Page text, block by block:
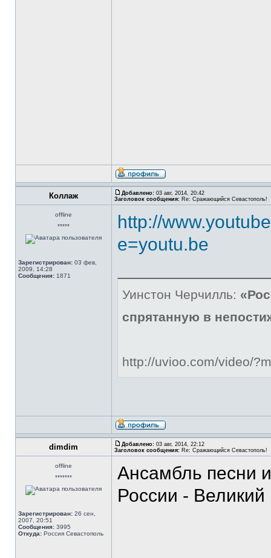
Коллаж Добавлено: 03 авг, 2014, 20:42
Заголовок сообщения: Re: Сражающийся Севастополь!
offline
*****
Зарегистрирован: 03 фев,
2009, 14:28
Сообщения: 1871
http://
e=youtu.be
Уинстон Черчилль:
спрятанную в
http://uvioo.com/video/
dimdim Добавлено: 03 авг, 2014, 22:12
Заголовок сообщения: Re: Сражающийся Севастополь!
offline
*******
Зарегистрирован: 26 сен,
2007, 20:51
Сообщения: 3995
Откуда: Россия Севастополь
Ансамбль песни
России - Великий